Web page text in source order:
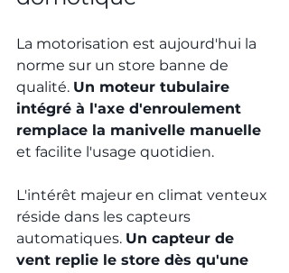
La motorisation est aujourd'hui la
norme sur un store banne de
qualité. Un moteur tubulaire
intégré à l'axe d'enroulement
remplace la manivelle manuelle
et facilite l'usage quotidien.
L'intérêt majeur en climat venteux
réside dans les capteurs
automatiques. Un capteur de
vent replie le store dès qu'une